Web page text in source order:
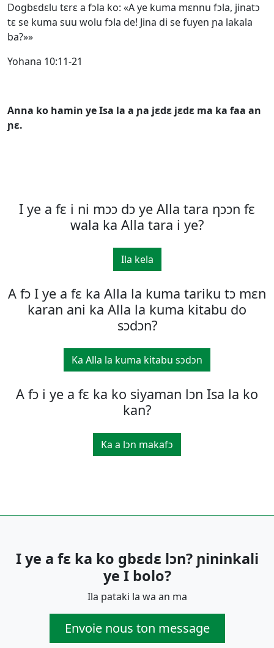
Dogbɛdɛlu tɛrɛ a fɔla ko: «A ye kuma mɛnnu fɔla, jinatɔ
tɛ se kuma suu wolu fɔla de! Jina di se fuyen ɲa lakala
ba?»»
Yohana 10:11-21
Anna ko hamin ye Isa la a ɲa jɛdɛ jɛdɛ ma ka faa an
ɲɛ.
I ye a fε i ni mͻͻ dͻ ye Alla tara ηͻͻn fε
wala ka Alla tara i ye?
Ila kela
A fͻ I ye a fε ka Alla la kuma tariku tͻ mεn
karan ani ka Alla la kuma kitabu do
sͻdͻn?
Ka Alla la kuma kitabu sͻdͻn
A fͻ i ye a fε ka ko siyaman lͻn Isa la ko
kan?
Ka a lͻn makafͻ
I ye a fɛ ka ko gbɛdɛ lɔn? ɲininkali
ye I bolo?
Ila pataki la wa an ma
Envoie nous ton message